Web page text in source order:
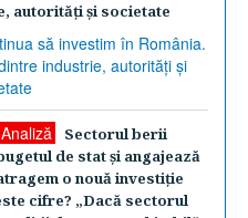
autorităţi şi societate
Analiză
Sectorul berii
de stat şi angajează
o nouă investiţie
cifre? „Dacă sectorul